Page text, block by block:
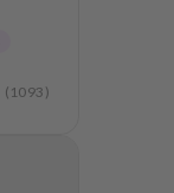
( 1093 )